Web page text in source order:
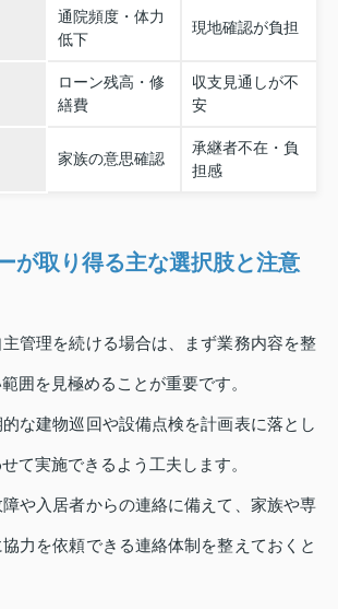
通院頻度・体力
低下
現地確認が負担
ローン残高・修
繕費
収支見通しが不
安
家族の意思確認
承継者不在・負
担感
が取り得る主な選択肢と注意
管理を続ける場合は、まず業務内容を整
囲を見極めることが重要です。
な建物巡回や設備点検を計画表に落とし
て実施できるよう工夫します。
や入居者からの連絡に備えて、家族や専
力を依頼できる連絡体制を整えておくと